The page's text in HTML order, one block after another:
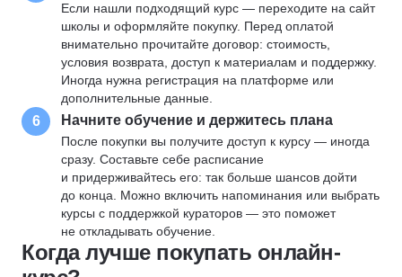
Если нашли подходящий курс — переходите на сайт
школы и оформляйте покупку. Перед оплатой
внимательно прочитайте договор: стоимость,
условия возврата, доступ к материалам и поддержку.
Иногда нужна регистрация на платформе или
дополнительные данные.
6 Начните обучение и держитесь плана
После покупки вы получите доступ к курсу — иногда
сразу. Составьте себе расписание
и придерживайтесь его: так больше шансов дойти
до конца. Можно включить напоминания или выбрать
курсы с поддержкой кураторов — это поможет
не откладывать обучение.
Когда лучше покупать онлайн-